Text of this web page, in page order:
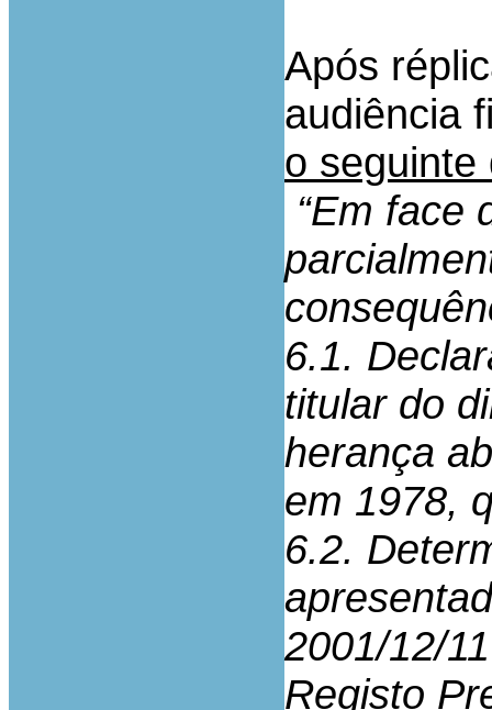
Após
audiência
o seguinte
“Em face
6.1.
titular do
herança
em 1978,
6.2.
2001/12/
Registo